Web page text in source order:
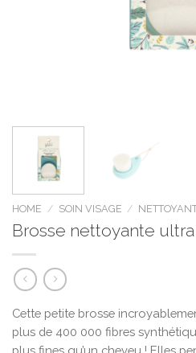
HOME / SOIN VISAGE /
Brosse nettoyante
Cette petite brosse
plus de 400 000 fibres
plus fines qu’un cheveu ! Elles